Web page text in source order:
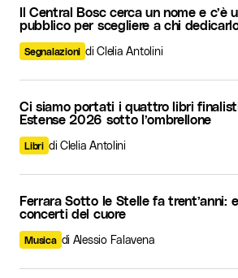
Il Central Bosc cerca un nome e c’è
pubblico per scegliere a chi
Segnalazioni di Clelia Antolini
Ci siamo portati i quattro libri
Estense 2026 sotto l’ombrellone
Libri di Clelia Antolini
Ferrara Sotto le Stelle fa trent’anni:
concerti del cuore
Musica di Alessio Falavena